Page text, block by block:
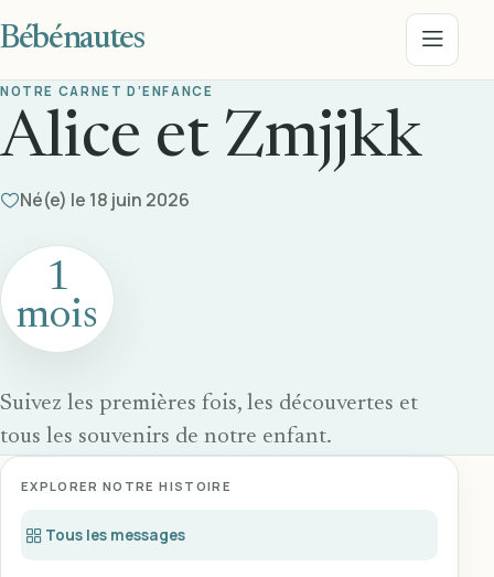
Bébénautes Menu
NOTRE CARNET D’ENFANCE
Alice et Zmjjkk
Né(e) le 18 juin 2026
1
mois
Suivez les premières fois, les découvertes et
tous les souvenirs de notre enfant.
EXPLORER NOTRE HISTOIRE
Tous les messages